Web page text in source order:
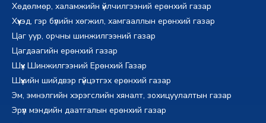
Хөдөлмөр, халамжийн үйлчилгээний ерөнхий газар
Хүүхэд, гэр бүлийн хөгжил, хамгааллын ерөнхий газар
Цаг уур, орчны шинжилгээний газар
Цагдаагийн ерөнхий газар
Шүүх Шинжилгээний Ерөнхий Газар
Шүүхийн шийдвэр гүйцэтгэх ерөнхий газар
Эм, эмнэлгийн хэрэгслийн хяналт, зохицуулалтын газар
Эрүүл мэндийн даатгалын ерөнхий газар